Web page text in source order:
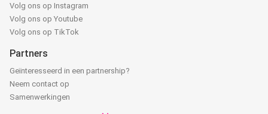
Volg ons op Instagram
Volg ons op Youtube
Volg ons op TikTok
Partners
Geïnteresseerd in een partnership?
Neem contact op
Samenwerkingen